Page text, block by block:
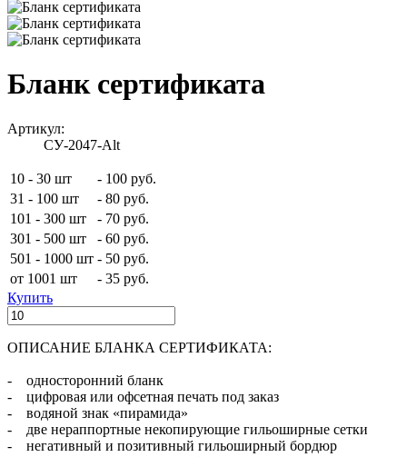
Бланк сертификата
Артикул:
СУ-2047-Alt
10 - 30 шт - 100 руб.
31 - 100 шт
- 80 руб.
101 - 300 шт
- 70 руб.
301 - 500 шт
- 60 руб.
501 - 1000 шт - 50 руб.
от 1001 шт
- 35 руб.
Купить
ОПИСАНИЕ БЛАНКА СЕРТИФИКАТА:
- односторонний бланк
- цифровая или офсетная печать под заказ
- водяной знак «пирамида»
- две нераппортные некопирующие гильоширные сетки
- негативный и позитивный гильоширный бордюр